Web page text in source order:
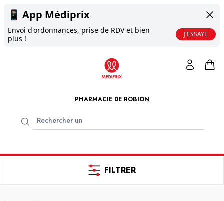
📱 App Médiprix
Envoi d'ordonnances, prise de RDV et bien
plus !
J'ESSAYE
PHARMACIE DE ROBION
FILTRER